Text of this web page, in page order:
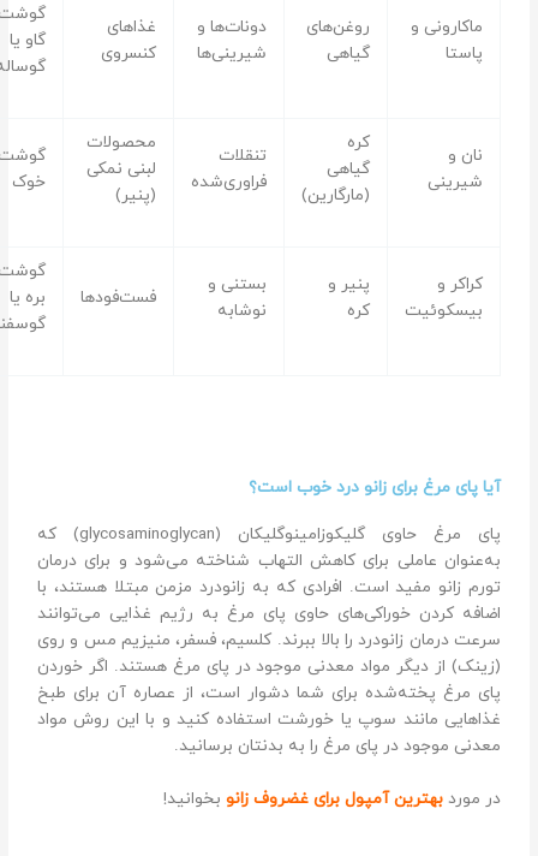
ماکارونی و
پاستا
روغن‌های
گیاهی
دونات‌ها و
شیرینی‌ها
غذاهای
کنسروی
گوشت
گاو یا
گوساله
نان‌ و
شیرینی
گیاهی
(مارگارین)
تنقلات
فراوری‌شده
محصولات
لبنی نمکی
(پنیر)
گوشت
خوک
کراکر و
بیسکوئیت
پنیر و
بستنی و
نوشابه
فست‌‌فودها
گوشت
بره یا
گوسفند
آیا پای مرغ برای زانو درد خوب است؟
پای مرغ حاوی گلیکوزامینوگلیکان (glycosaminoglycan) که
به‌عنوان عاملی برای کاهش التهاب شناخته می‌شود و برای درمان
تورم زانو مفید است. افرادی که به زانودرد مزمن مبتلا هستند، با
اضافه کردن خوراکی‌های حاوی پای مرغ به رژیم غذایی می‌توانند
سرعت درمان زانودرد را بالا ببرند. کلسیم، فسفر، منیزیم مس و روی
(زینک) از دیگر مواد معدنی موجود در پای مرغ هستند. اگر خوردن
پای مرغ پخته‌شده برای شما دشوار است، از عصاره آن برای طبخ
غذاهایی مانند سوپ یا خورشت استفاده کنید و با این روش مواد
معدنی موجود در پای مرغ را به بدنتان برسانید.
در موردبهترین آمپول برای غضروف زانوبخوانید!